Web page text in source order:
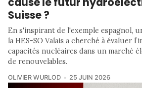
Suisse ?
En s'inspirant de l'exemple espagnol,
la HES-SO Valais a cherché à évaluer
capacités nucléaires dans un marché
de renouvelables.
OLIVIER WURLOD 25 JUIN 2026